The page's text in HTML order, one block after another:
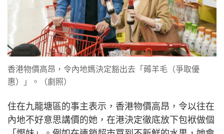
香港物價高昂，令內地媽決定豁出去「薅羊毛（爭取優
惠）」。（劇照）
住在九龍塘區的事主表示，香港物價高昂，令以往在
內地不好意思講價的她，在港決定徹底放下包袱做個